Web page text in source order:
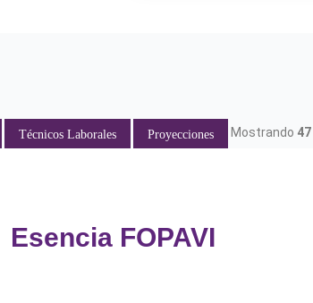
Técnicos Laborales Proyecciones Mostrando 47
Esencia FOPAVI